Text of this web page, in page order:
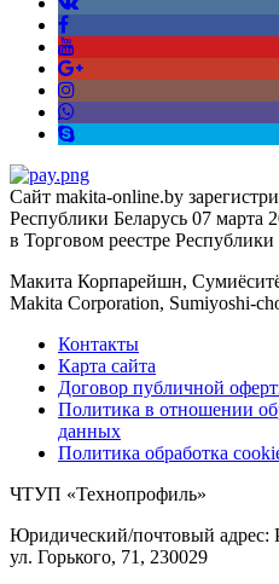
Сайт makita-online.by
Республики Беларусь 07 марта
в Торговом реестре Республики
Макита Корпарейшн,
Makita Corporation, Sumiyoshi-
Контакты
Карта сайта
Договор публичной
Политика в отношении
данных
Политика обработка
ЧТУП «Технопрофиль»
Юридический/почтовый адрес:
ул. Горького, 71, 230029